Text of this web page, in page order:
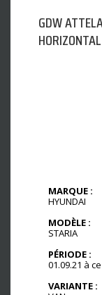
GDW
HORIZONTAL
MARQUE :
HYUNDAI
MODÈLE :
STARIA
PÉRIODE :
01.09.21 à
VARIANTE :